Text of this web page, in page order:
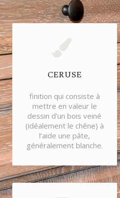
CERUSE
finition qui consiste à
mettre en valeur le
dessin d’un bois veiné
(idéalement le chêne) à
l’aide une pâte,
généralement blanche.